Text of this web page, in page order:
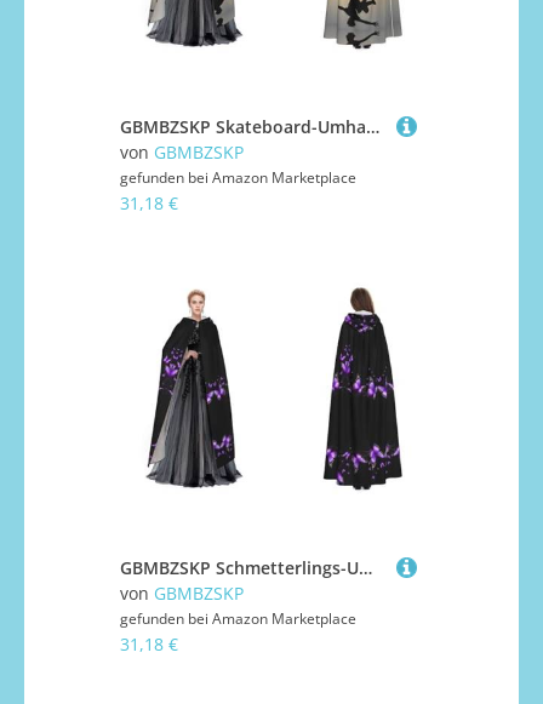
GBMBZSKP Skateboard-Umhang, Halloween-Kapuzenumhang, Maskerade, Party, Cosplay, Ostern, Unisex, Vampir-Hexen-Umhang für Erwachsene
von GBMBZSKP
gefunden bei Amazon Marketplace
31,18 €
GBMBZSKP Schmetterlings-Umhang, Halloween-Kapuzenumhang, Maskerade, Party, Cosplay, Kostüme, Ostern, Unisex, Vampir-Hexen-Umhang für Erwachsene
von GBMBZSKP
gefunden bei Amazon Marketplace
31,18 €